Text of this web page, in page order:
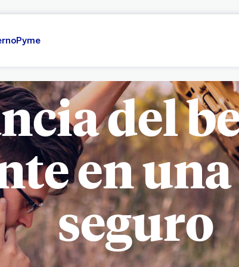
Pyme
del
en
seguro